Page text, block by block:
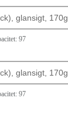
glansigt, 170g
97
glansigt, 170g
97